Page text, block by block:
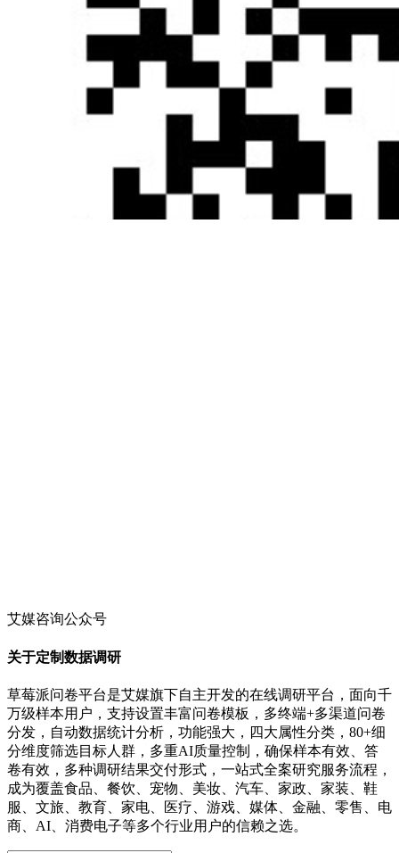
艾媒咨询公众号
关于定制数据调研
草莓派问卷平台是艾媒旗下自主开发的在线调研平台，面向千
万级样本用户，支持设置丰富问卷模板，多终端+多渠道问卷
分发，自动数据统计分析，功能强大，四大属性分类，80+细
分维度筛选目标人群，多重AI质量控制，确保样本有效、答
卷有效，多种调研结果交付形式，一站式全案研究服务流程，
成为覆盖食品、餐饮、宠物、美妆、汽车、家政、家装、鞋
服、文旅、教育、家电、医疗、游戏、媒体、金融、零售、电
商、AI、消费电子等多个行业用户的信赖之选。